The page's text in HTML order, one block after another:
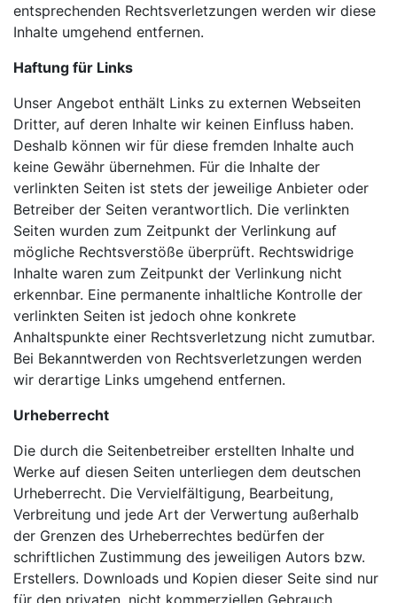
entsprechenden Rechtsverletzungen werden wir diese
Inhalte umgehend entfernen.
Haftung für Links
Unser Angebot enthält Links zu externen Webseiten
Dritter, auf deren Inhalte wir keinen Einfluss haben.
Deshalb können wir für diese fremden Inhalte auch
keine Gewähr übernehmen. Für die Inhalte der
verlinkten Seiten ist stets der jeweilige Anbieter oder
Betreiber der Seiten verantwortlich. Die verlinkten
Seiten wurden zum Zeitpunkt der Verlinkung auf
mögliche Rechtsverstöße überprüft. Rechtswidrige
Inhalte waren zum Zeitpunkt der Verlinkung nicht
erkennbar. Eine permanente inhaltliche Kontrolle der
verlinkten Seiten ist jedoch ohne konkrete
Anhaltspunkte einer Rechtsverletzung nicht zumutbar.
Bei Bekanntwerden von Rechtsverletzungen werden
wir derartige Links umgehend entfernen.
Urheberrecht
Die durch die Seitenbetreiber erstellten Inhalte und
Werke auf diesen Seiten unterliegen dem deutschen
Urheberrecht. Die Vervielfältigung, Bearbeitung,
Verbreitung und jede Art der Verwertung außerhalb
der Grenzen des Urheberrechtes bedürfen der
schriftlichen Zustimmung des jeweiligen Autors bzw.
Erstellers. Downloads und Kopien dieser Seite sind nur
für den privaten, nicht kommerziellen Gebrauch